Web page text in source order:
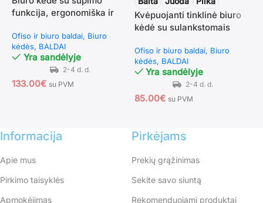
funkcija, ergonomiška ir
Ofiso ir biuro baldai Biuro
kėdės BALDAI
Yra sandėlyje
133.00€ su PVM
Kvėpuojanti tinklinė biuro
kėdė su sulankstomais
Ofiso ir biuro baldai Biuro
kėdės BALDAI
Yra sandėlyje
85.00€ su PVM
Informacija
Apie mus
Pirkimo taisyklės
Apmokėjimas
Pirkėjams
Prekių grąžinimas
Sekite savo siuntą
Rekomenduojami produktai